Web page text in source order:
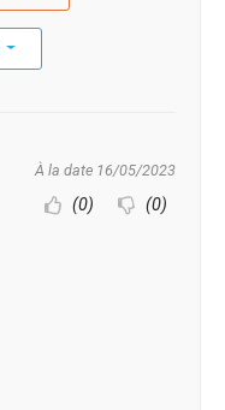
À la date 16/05/2023
(0) (0)